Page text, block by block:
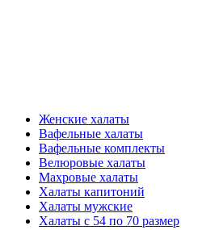
Женские халаты
Вафельные халаты
Вафельные комплекты
Велюровые халаты
Махровые халаты
Халаты капитоний
Халаты мужские
Халаты с 54 по 70 размер